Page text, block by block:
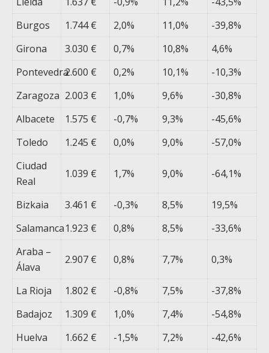
Burgos
1.744 € 2,0% 11,0%
-39,8%
Girona
3.030 € 0,7% 10,8%
4,6%
Pontevedra2.600 € 0,2% 10,1%
-10,3%
Zaragoza 2.003 € 1,0% 9,6%
-30,8%
Albacete
1.575 € -0,7% 9,3%
-45,6%
Toledo
1.245 € 0,0% 9,0%
-57,0%
Ciudad
Real
1.039 € 1,7% 9,0% -64,1%
Bizkaia 3.461 € -0,3% 8,5%
19,5%
Salamanca1.923 € 0,8% 8,5%
-33,6%
Araba –
Álava
2.907 € 0,8% 7,7% 0,3%
La Rioja 1.802 € -0,8% 7,5%
-37,8%
Badajoz
1.309 € 1,0% 7,4%
-54,8%
Huelva
1.662 € -1,5% 7,2%
-42,6%